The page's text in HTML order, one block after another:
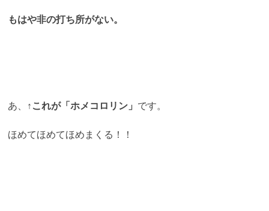
もはや非の打ち所がない。
あ、↑ これが「ホメコロリン」 です。
ほめてほめてほめまくる！！